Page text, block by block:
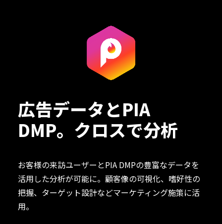
広告データとPIA
DMP。クロスで分析
お客様の来訪ユーザーとPIA DMPの豊富なデータを
活用した分析が可能に。顧客像の可視化、嗜好性の
把握、ターゲット設計などマーケティング施策に活
用。